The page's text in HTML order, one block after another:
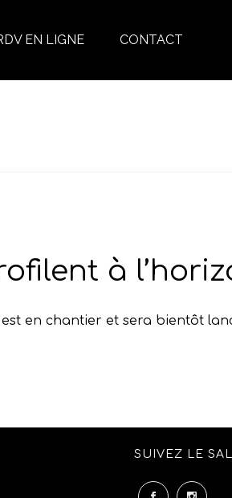
EN LIGNE CONTACT
à
en chantier et sera bientôt
SUIVEZ LE